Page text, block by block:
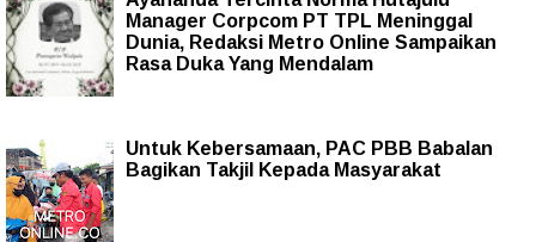
Manager Corpcom PT TPL Meninggal
Dunia, Redaksi Metro Online Sampaikan
Rasa Duka Yang Mendalam
Untuk Kebersamaan, PAC PBB Babalan
Bagikan Takjil Kepada Masyarakat